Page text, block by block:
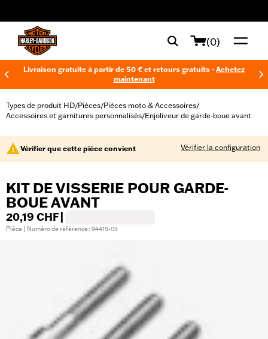
(0)
Livraison gratuite à partir de 50 € et retours gratuits - Achetez
maintenant
Types de produit HD/Pièces/Pièces moto & Accessoires/
Accessoires et garnitures personnalisés/Enjoliveur de garde-boue avant
Vérifier que cette pièce convient Vérifier la configuration
KIT DE VISSERIE POUR GARDE-
BOUE AVANT
20,19 CHF
Pièce | Numéro de référence : 94415-05